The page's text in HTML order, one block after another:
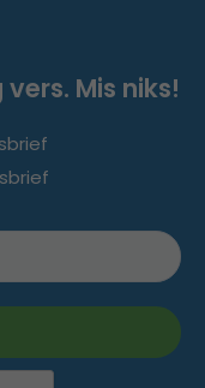
Mis niks!